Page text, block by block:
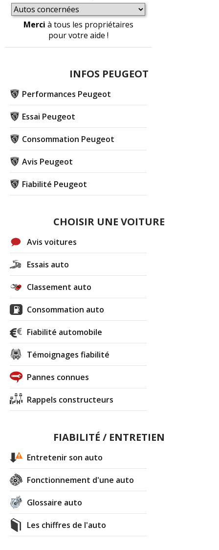
Merci à tous les propriétaires
pour votre aide !
INFOS PEUGEOT
Performances Peugeot
Essai Peugeot
Consommation Peugeot
Avis Peugeot
Fiabilité Peugeot
CHOISIR UNE VOITURE
Avis voitures
Essais auto
Classement auto
Consommation auto
Fiabilité automobile
Témoignages fiabilité
Pannes connues
Rappels constructeurs
FIABILITÉ / ENTRETIEN
Entretenir son auto
Fonctionnement d'une auto
Glossaire auto
Les chiffres de l'auto